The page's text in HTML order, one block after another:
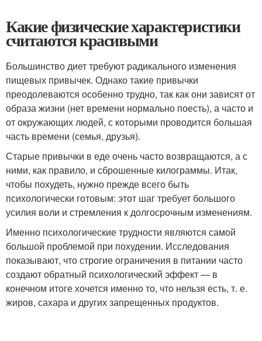
Какие физические характеристики
считаются красивыми
Большинство диет требуют радикального изменения
пищевых привычек. Однако такие привычки
преодолеваются особенно трудно, так как они зависят от
образа жизни (нет времени нормально поесть), а часто и
от окружающих людей, с которыми проводится большая
часть времени (семья, друзья).
Старые привычки в еде очень часто возвращаются, а с
ними, как правило, и сброшенные килограммы. Итак,
чтобы похудеть, нужно прежде всего быть
психологически готовым: этот шаг требует большого
усилия воли и стремления к долгосрочным изменениям.
Именно психологические трудности являются самой
большой проблемой при похудении. Исследования
показывают, что строгие ограничения в питании часто
создают обратный психологический эффект — в
конечном итоге хочется именно то, что нельзя есть, т. е.
жиров, сахара и других запрещенных продуктов.